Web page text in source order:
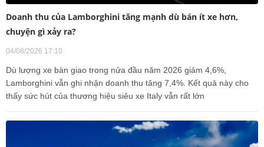
Doanh thu của Lamborghini tăng mạnh dù bán ít xe hơn,
chuyện gì xảy ra?
04/08/2026 17:10
Dù lượng xe bàn giao trong nửa đầu năm 2026 giảm 4,6%,
Lamborghini vẫn ghi nhận doanh thu tăng 7,4%. Kết quả này cho
thấy sức hút của thương hiệu siêu xe Italy vẫn rất lớn